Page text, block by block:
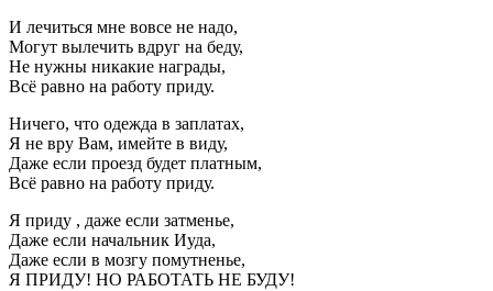
И лечиться мне вовсе не надо,
Могут вылечить вдруг на беду,
Не нужны никакие награды,
Всё равно на работу приду.
Ничего, что одежда в заплатах,
Я не вру Вам, имейте в виду,
Даже если проезд будет платным,
Всё равно на работу приду.
Я приду , даже если затменье,
Даже если начальник Иуда,
Даже если в мозгу помутненье,
Я ПРИДУ! НО РАБОТАТЬ НЕ БУДУ!